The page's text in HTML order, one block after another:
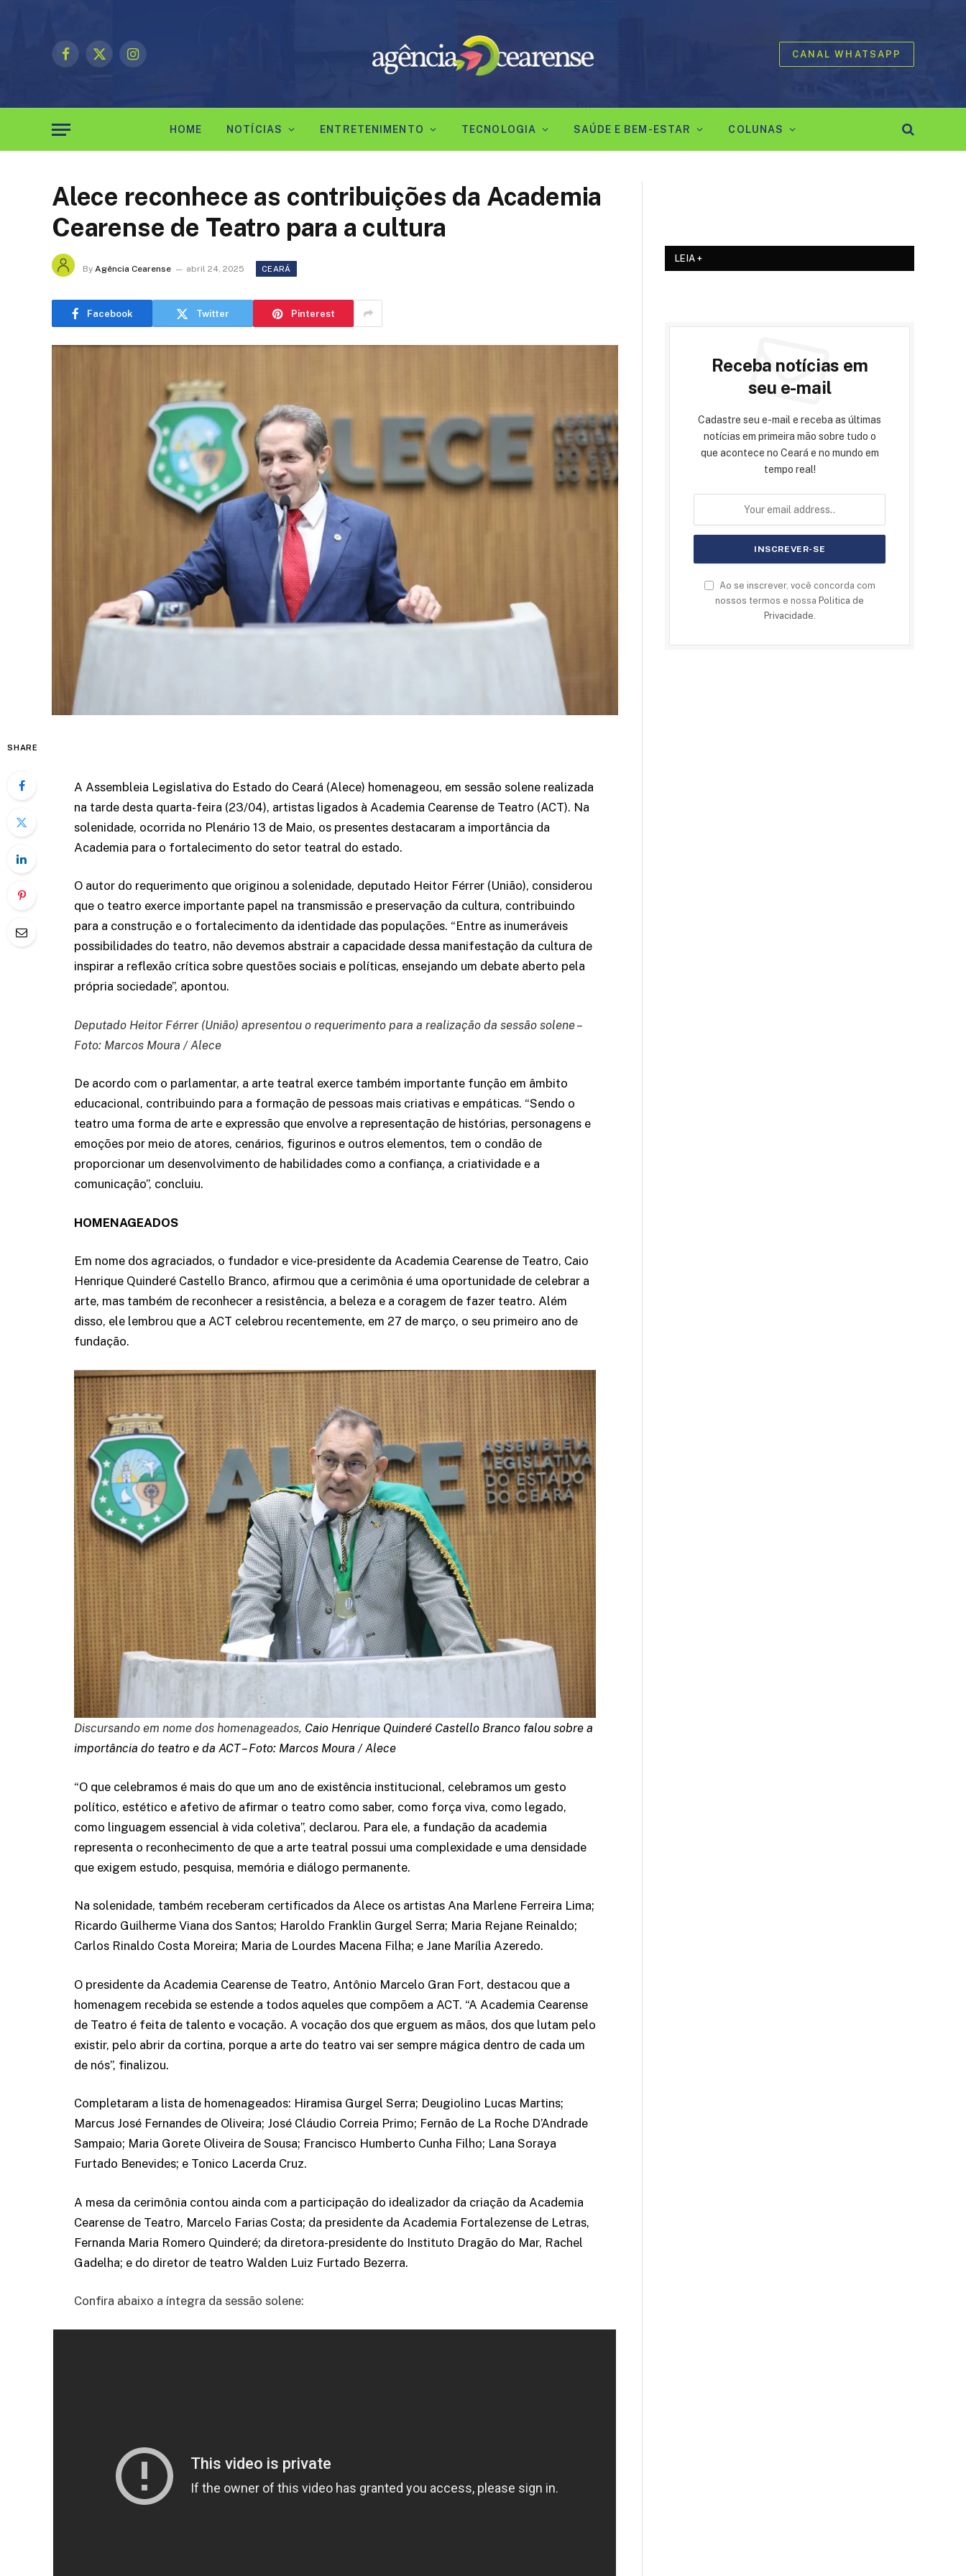
Facebook
X
Instagram
CANAL WHATSAPP
HOME NOTÍCIAS ENTRETENIMENTO TECNOLOGIA SAÚDE E BEM-ESTAR COLUNAS
Alece reconhece as contribuições da Academia
Cearense de Teatro para a cultura
By Agência Cearense abril 24, 2025 CEARÁ
Facebook Twitter Pinterest
SHARE
A Assembleia Legislativa do Estado do Ceará (Alece) homenageou, em sessão solene realizada
na tarde desta quarta-feira (23/04), artistas ligados à Academia Cearense de Teatro (ACT). Na
solenidade, ocorrida no Plenário 13 de Maio, os presentes destacaram a importância da
Academia para o fortalecimento do setor teatral do estado.
O autor do requerimento que originou a solenidade, deputado Heitor Férrer (União), considerou
que o teatro exerce importante papel na transmissão e preservação da cultura, contribuindo
para a construção e o fortalecimento da identidade das populações. “Entre as inumeráveis
possibilidades do teatro, não devemos abstrair a capacidade dessa manifestação da cultura de
inspirar a reflexão crítica sobre questões sociais e políticas, ensejando um debate aberto pela
própria sociedade”, apontou.
Deputado Heitor Férrer (União) apresentou o requerimento para a realização da sessão solene –
Foto: Marcos Moura / Alece
De acordo com o parlamentar, a arte teatral exerce também importante função em âmbito
educacional, contribuindo para a formação de pessoas mais criativas e empáticas. “Sendo o
teatro uma forma de arte e expressão que envolve a representação de histórias, personagens e
emoções por meio de atores, cenários, figurinos e outros elementos, tem o condão de
proporcionar um desenvolvimento de habilidades como a confiança, a criatividade e a
comunicação”, concluiu.
HOMENAGEADOS
Em nome dos agraciados, o fundador e vice-presidente da Academia Cearense de Teatro, Caio
Henrique Quinderé Castello Branco, afirmou que a cerimônia é uma oportunidade de celebrar a
arte, mas também de reconhecer a resistência, a beleza e a coragem de fazer teatro. Além
disso, ele lembrou que a ACT celebrou recentemente, em 27 de março, o seu primeiro ano de
fundação.
Discursando em nome dos homenageados, Caio Henrique Quinderé Castello Branco falou sobre a
importância do teatro e da ACT – Foto: Marcos Moura / Alece
“O que celebramos é mais do que um ano de existência institucional, celebramos um gesto
político, estético e afetivo de afirmar o teatro como saber, como força viva, como legado,
como linguagem essencial à vida coletiva”, declarou. Para ele, a fundação da academia
representa o reconhecimento de que a arte teatral possui uma complexidade e uma densidade
que exigem estudo, pesquisa, memória e diálogo permanente.
Na solenidade, também receberam certificados da Alece os artistas Ana Marlene Ferreira Lima;
Ricardo Guilherme Viana dos Santos; Haroldo Franklin Gurgel Serra; Maria Rejane Reinaldo;
Carlos Rinaldo Costa Moreira; Maria de Lourdes Macena Filha; e Jane Marília Azeredo.
O presidente da Academia Cearense de Teatro, Antônio Marcelo Gran Fort, destacou que a
homenagem recebida se estende a todos aqueles que compõem a ACT. “A Academia Cearense
de Teatro é feita de talento e vocação. A vocação dos que erguem as mãos, dos que lutam pelo
existir, pelo abrir da cortina, porque a arte do teatro vai ser sempre mágica dentro de cada um
de nós”, finalizou.
Completaram a lista de homenageados: Hiramisa Gurgel Serra; Deugiolino Lucas Martins;
Marcus José Fernandes de Oliveira; José Cláudio Correia Primo; Fernão de La Roche D’Andrade
Sampaio; Maria Gorete Oliveira de Sousa; Francisco Humberto Cunha Filho; Lana Soraya
Furtado Benevides; e Tonico Lacerda Cruz.
A mesa da cerimônia contou ainda com a participação do idealizador da criação da Academia
Cearense de Teatro, Marcelo Farias Costa; da presidente da Academia Fortalezense de Letras,
Fernanda Maria Romero Quinderé; da diretora-presidente do Instituto Dragão do Mar, Rachel
Gadelha; e do diretor de teatro Walden Luiz Furtado Bezerra.
Confira abaixo a íntegra da sessão solene:
LEIA +
Receba notícias em
seu e-mail
Cadastre seu e-mail e receba as últimas
notícias em primeira mão sobre tudo o
que acontece no Ceará e no mundo em
tempo real!
Ao se inscrever, você concorda com
nossos termos e nossa Politica de
Privacidade.